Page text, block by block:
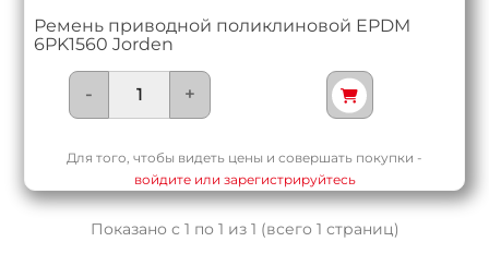
Ремень приводной поликлиновой EPDM
6PK1560 Jorden
- +
Для того, чтобы видеть цены и совершать покупки -
войдите или зарегистрируйтесь
Показано с 1 по 1 из 1 (всего 1 страниц)